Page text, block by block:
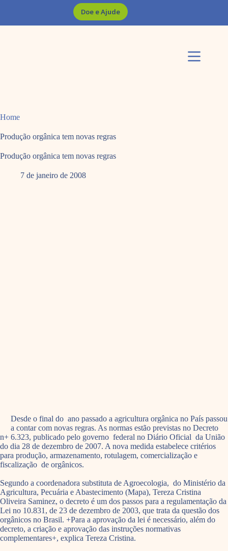
Doe e Ajude
Home
Produção orgânica tem novas regras
Produção orgânica tem novas regras
7 de janeiro de 2008
Desde o final do ano passado a agricultura orgânica no País passou
a contar com novas regras. As normas estão previstas no Decreto
n+ 6.323, publicado pelo governo federal no Diário Oficial da União
do dia 28 de dezembro de 2007. A nova medida estabelece critérios
para produção, armazenamento, rotulagem, comercialização e
fiscalização de orgânicos.
Segundo a coordenadora substituta de Agroecologia, do Ministério da
Agricultura, Pecuária e Abastecimento (Mapa), Tereza Cristina
Oliveira Saminez, o decreto é um dos passos para a regulamentação da
Lei no 10.831, de 23 de dezembro de 2003, que trata da questão dos
orgânicos no Brasil. +Para a aprovação da lei é necessário, além do
decreto, a criação e aprovação das instruções normativas
complementares+, explica Tereza Cristina.